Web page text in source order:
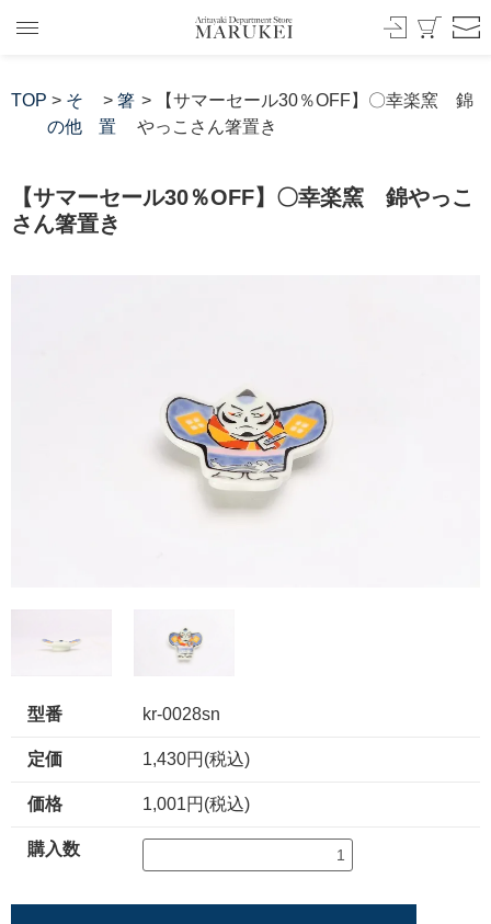
TOP > そ
の他
> 箸
置
> 【サマーセール30％OFF】〇幸楽窯 錦
やっこさん箸置き
【サマーセール30％OFF】〇幸楽窯 錦やっこ
さん箸置き
型番 kr-0028sn
定価 1,430円(税込)
価格 1,001円(税込)
購入数